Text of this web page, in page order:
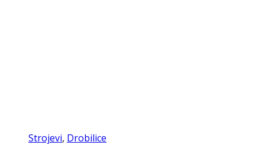
Strojevi, Drobilice